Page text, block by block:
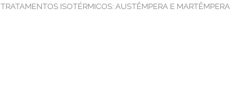
TRATAMENTOS ISOTÉRMICOS: AUSTÊMPERA E MARTÊMPERA